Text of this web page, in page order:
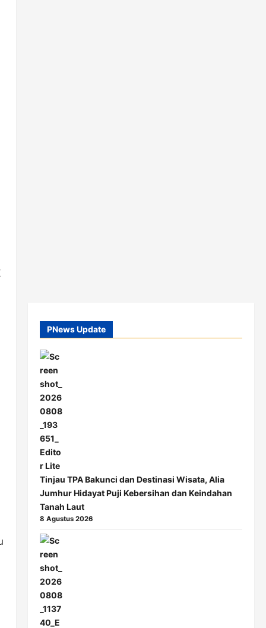
PNews Update
Tinjau TPA Bakunci dan Destinasi Wisata, Alia
Jumhur Hidayat Puji Kebersihan dan Keindahan
Tanah Laut
8 Agustus 2026